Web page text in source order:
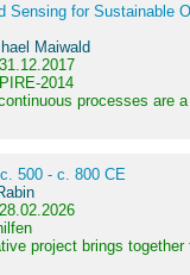
Sensing for Sustainable
Maiwald
2014
processes are
500 - c. 800 CE
project brings